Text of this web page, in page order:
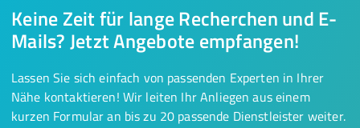
Keine Zeit für lange Recherchen und E-
Mails? Jetzt Angebote empfangen!
Lassen Sie sich einfach von passenden Experten in Ihrer
Nähe kontaktieren! Wir leiten Ihr Anliegen aus einem
kurzen Formular an bis zu 20 passende Dienstleister weiter.